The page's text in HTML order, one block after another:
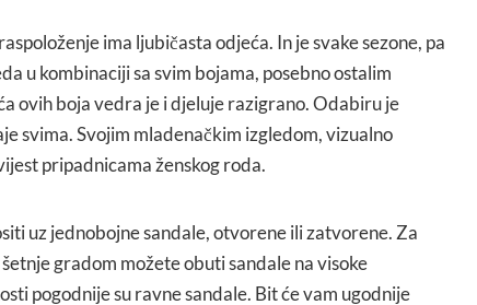
ima ljubičasta odjeća. In je svake sezone, pa
u kombinaciji sa svim bojama, posebno ostalim
ovih boja vedra je i djeluje razigrano. Odabiru je
svima. Svojim mladenačkim izgledom, vizualno
pripadnicama ženskog roda.
uz jednobojne sandale, otvorene ili zatvorene. Za
gradom možete obuti sandale na visoke
pogodnije su ravne sandale. Bit će vam ugodnije